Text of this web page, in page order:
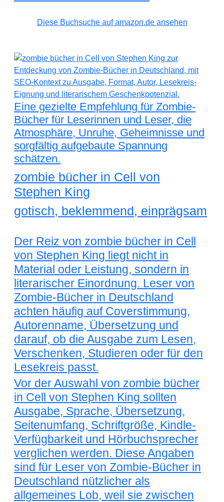
Diese Buchsuche auf amazon.de ansehen
Eine gezielte Empfehlung für Zombie-
Bücher für Leserinnen und Leser, die
Atmosphäre, Unruhe, Geheimnisse und
sorgfältig aufgebaute Spannung
schätzen.
zombie bücher in Cell von
Stephen King
gotisch, beklemmend, einprägsam
Der Reiz von zombie bücher in Cell
von Stephen King liegt nicht in
Material oder Leistung, sondern in
literarischer Einordnung. Leser von
Zombie-Bücher in Deutschland
achten häufig auf Coverstimmung,
Autorenname, Übersetzung und
darauf, ob die Ausgabe zum Lesen,
Verschenken, Studieren oder für den
Lesekreis passt.
Vor der Auswahl von zombie bücher
in Cell von Stephen King sollten
Ausgabe, Sprache, Übersetzung,
Seitenumfang, Schriftgröße, Kindle-
Verfügbarkeit und Hörbuchsprecher
verglichen werden. Diese Angaben
sind für Leser von Zombie-Bücher in
Deutschland nützlicher als
allgemeines Lob, weil sie zwischen